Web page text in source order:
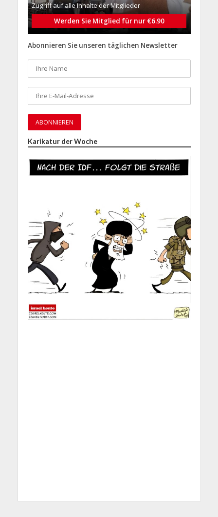
Zugriff auf alle Inhalte der Mitglieder
Werden Sie Mitglied für nur €6.90
Abonnieren Sie unseren täglichen Newsletter
Karikatur der Woche